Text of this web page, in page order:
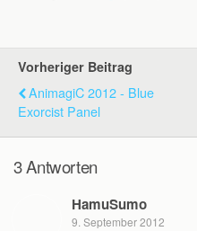
Vorheriger Beitrag
AnimagiC 2012 - Blue
Exorcist Panel
3 Antworten
HamuSumo
9. September 2012